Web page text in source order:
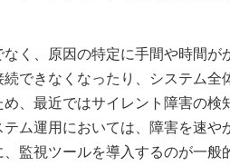
く、原因の特定に手間や時間が
できなくなったり、システム全
、最近ではサイレント障害の検
ム運用においては、障害を速や
監視ツールを導入するのが一般